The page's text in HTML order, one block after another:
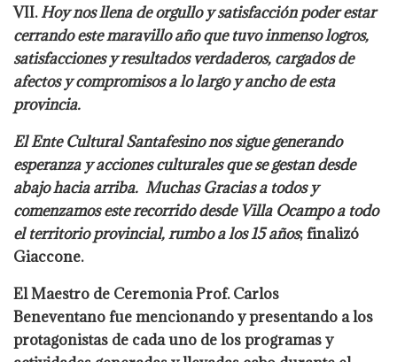
VII.Hoy nos llena de orgullo y satisfacción poder estar
cerrando este maravillo año que tuvo inmenso logros,
satisfacciones y resultados verdaderos, cargados de
afectos y compromisos a lo largo y ancho de esta
provincia.
El Ente Cultural Santafesino nos sigue generando
esperanza y acciones culturales que se gestan desde
abajo hacia arriba. Muchas Gracias a todos y
comenzamos este recorrido desde Villa Ocampo a todo
el territorio provincial, rumbo a los 15 años; finalizó
Giaccone.
El Maestro de Ceremonia Prof. Carlos
Beneventano fue mencionando y presentando a los
protagonistas de cada uno de los programas y